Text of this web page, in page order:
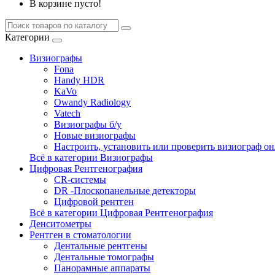
В корзине пусто!
Категории
Визиографы
Fona
Handy HDR
KaVo
Owandy Radiology
Vatech
Визиографы б/у
Новые визиографы
Настроить, установить или проверить визиограф
Всё в категории Визиографы
Цифровая Рентгенография
CR-системы
DR -Плоскопанельные детекторы
Цифровой рентген
Всё в категории Цифровая Рентгенография
Денситометры
Рентген в стоматологии
Дентальные рентгены
Дентальные томографы
Панорамные аппараты